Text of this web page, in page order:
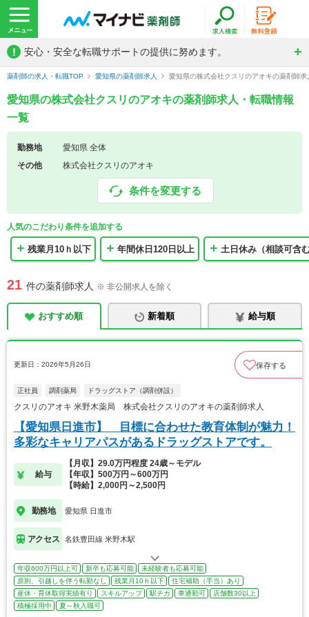
! 安心・安全な転職サポートの提供に努めます。
薬剤師の求人・転職TOP 愛知県の薬剤師求人 愛知県の株式会社クスリのアオキの薬剤師
愛知県の株式会社クスリのアオキの薬剤師求人・転職情報
一覧
勤務地
愛知県 全体
その他
株式会社クスリのアオキ
条件を変更する
人気のこだわり条件を追加する
残業月10ｈ以下 年間休日120日以上 土日休み（相談可含
21 件の薬剤師求人 ※ 非公開求人を除く
おすすめ順 新着順 給与順
更新日：2026年5月26日 保存する
正社員 調剤薬局 ドラッグストア（調剤併設）
クスリのアオキ 米野木薬局 株式会社クスリのアオキの薬剤師求人
【愛知県日進市】 目標に合わせた教育体制が魅力！
多彩なキャリアパスがあるドラッグストアです。
給与
【月収】29.0万円程度 24歳～モデル
【年収】500万円～600万円
【時給】2,000円～2,500円
勤務地 愛知県 日進市
アクセス 名鉄豊田線 米野木駅
年収600万円以上可 新卒も応募可能
未経験者も応募可能
原則、引越しを伴う転勤なし
残業月10ｈ以下
住宅補助（手当）あり
産休・育休取得実績有り
スキルアップ 駅チカ 車通勤可
店舗数30以上
積極採用中
夏～秋入職可